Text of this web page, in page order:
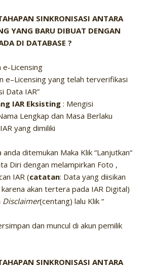
SINKRONISASI ANTARA
YANG BARU DIBUAT DENGAN
DI DATABASE ?
e-Licensing
e–Licensing yang telah terverifikasi
Data IAR”
IAR Eksisting: Mengisi
Lengkap dan Masa Berlaku
yang dimiliki
anda ditemukan Maka Klik “Lanjutkan“
Diri dengan melampirkan Foto ,
IAR (catatan: Data yang diisikan
akan tertera pada IAR Digital)
Disclaimer(centang) lalu Klik “
dan muncul di akun pemilik
SINKRONISASI ANTARA